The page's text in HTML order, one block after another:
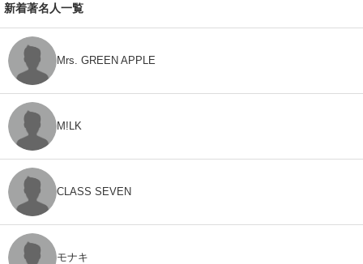
新着著名人一覧
Mrs. GREEN APPLE
M!LK
CLASS SEVEN
モナキ